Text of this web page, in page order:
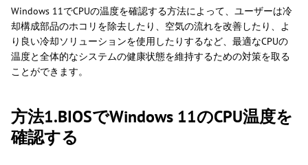
Windows 11でCPUの温度を確認する方法によって、ユーザーは冷
却構成部品のホコリを除去したり、空気の流れを改善したり、よ
り良い冷却ソリューションを使用したりするなど、最適なCPUの
温度と全体的なシステムの健康状態を維持するための対策を取る
ことができます。
方法1.BIOSでWindows 11のCPU温度を
確認する